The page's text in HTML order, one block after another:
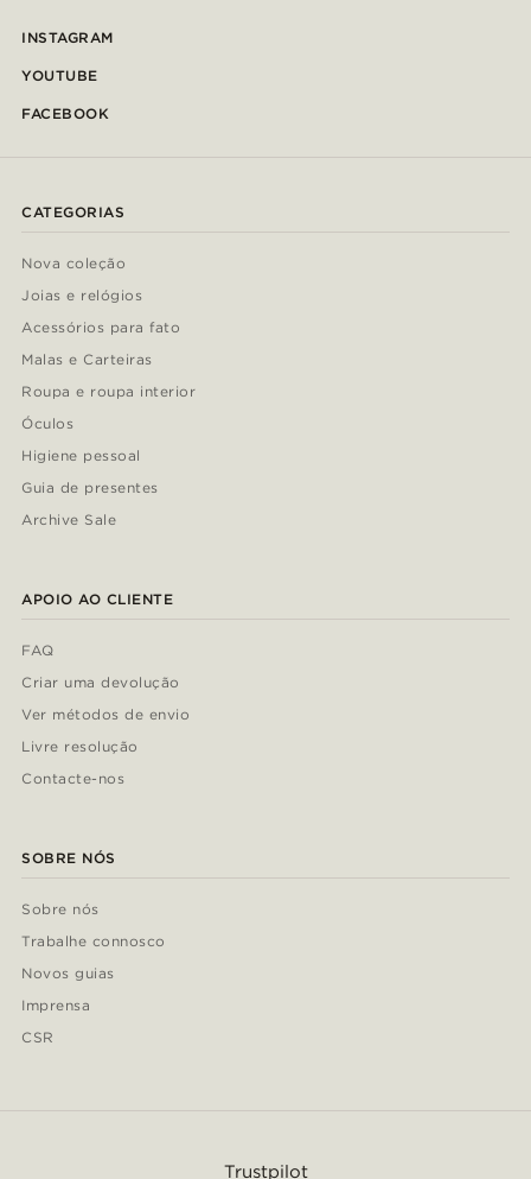
INSTAGRAM
YOUTUBE
FACEBOOK
CATEGORIAS
Nova coleção
Joias e relógios
Acessórios para fato
Malas e Carteiras
Roupa e roupa interior
Óculos
Higiene pessoal
Guia de presentes
Archive Sale
APOIO AO CLIENTE
FAQ
Criar uma devolução
Ver métodos de envio
Livre resolução
Contacte-nos
SOBRE NÓS
Sobre nós
Trabalhe connosco
Novos guias
Imprensa
CSR
Trustpilot